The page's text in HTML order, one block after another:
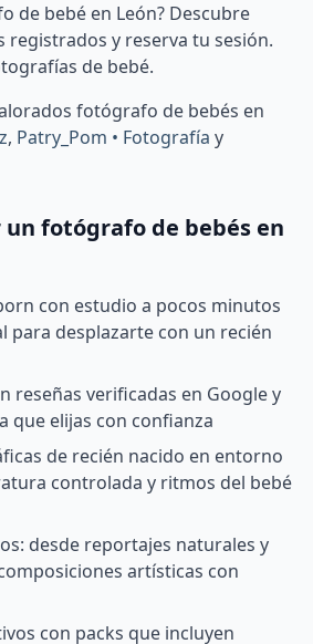
de bebé en León? Descubre
y reserva tu sesión.
de bebé.
fotógrafo de bebés en
, Patry_Pom • Fotografía y
fotógrafo de bebés en
con estudio a pocos minutos
para desplazarte con un recién
reseñas verificadas en Google y
que elijas con confianza
de recién nacido en entorno
controlada y ritmos del bebé
desde reportajes naturales y
artísticas con
con packs que incluyen